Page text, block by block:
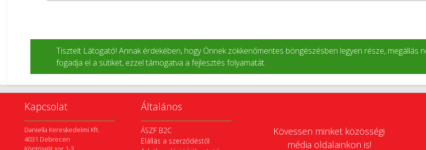
Kapcsolat
Daniella Kereskedelmi Kft.
4031 Debrecen
Általános
ÁSZF B2C
Elállás a szerződéstől
Kövessen minket közösségi
média oldalainkon is!